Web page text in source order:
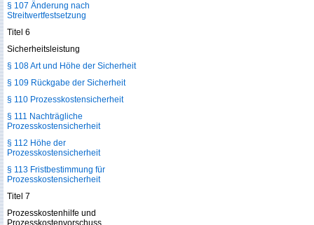
§ 107 Änderung nach
Streitwertfestsetzung
Titel 6
Sicherheitsleistung
§ 108 Art und Höhe der Sicherheit
§ 109 Rückgabe der Sicherheit
§ 110 Prozesskostensicherheit
§ 111 Nachträgliche
Prozesskostensicherheit
§ 112 Höhe der
Prozesskostensicherheit
§ 113 Fristbestimmung für
Prozesskostensicherheit
Titel 7
Prozesskostenhilfe und
Prozesskostenvorschuss